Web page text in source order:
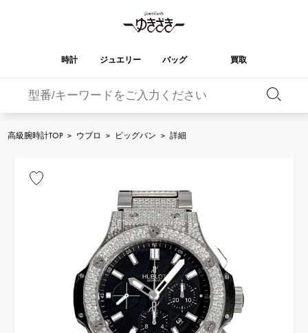
時計 ジュエリー バッグ 買取
ブレゲ
PATEK PHILIPPE
パテック・フィリップ
IWC
IWC
FRANCK MULLER
フランク・ミュラー
RICHARD MILLE
リシャール・ミル
VACHERON
CONSTANTIN
ヴァシュロン・コンスタ
ンタン
PANERAI
パネライ
YUKIZAKI
ジュエリー
ジュエリー
NOMBRE
ノンブル
NOMBRE putite
ノンブルプティ
ALPHA
アルファ
ALPHA putite
アルファプティ
eclat
エクラ
RICH CROSS
リッチクロス
TwinPinky
ツインピンキー
バーキン オータクロア
チャーム
その他
エルメスバッグ
高級腕時計TOP > ウブロ > ビッグバン > 詳細